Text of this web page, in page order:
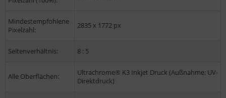
Mindestempfohlene
Pixelzahl:
2835 x 1772 px
Seitenverhältnis: 8 : 5
Alle Oberflächen:
Ultrachrome® K3 Inkjet Druck (Außnahme: UV-
Direktdruck)